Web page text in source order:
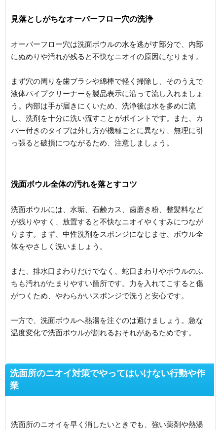
見落としがちなオーバーフロー穴の洗浄
オーバーフロー穴は洗面ボウルの水を逃がす部分で、内部
にぬめりや汚れが残ると不快なニオイの原因になります。
まず穴の周りを歯ブラシや綿棒で軽く掃除し、そのうえで
液体パイプクリーナーを製品表示に沿って流し入れましょ
う。内部は手が届きにくいため、洗浄後は水を多めに流
し、洗剤を十分に洗い流すことがポイントです。また、カ
バー付きのタイプは外し方が機種ごとに異なり、無理に引
っ張ると破損につながるため、注意しましょう。
洗面ボウル全体の汚れを落とすコツ
洗面ボウルには、水垢、石鹸カス、歯磨き粉、整髪料など
が残りやすく、放置すると不快なニオイやくすみにつなが
ります。まず、中性洗剤をスポンジになじませ、ボウル全
体をやさしく洗いましょう。
また、排水口まわりだけでなく、蛇口まわりやボウルのふ
ちも汚れがたまりやすい箇所です。力を入れてこすると傷
がつくため、やわらかいスポンジで洗うと安心です。
一方で、洗面ボウルへ熱湯を注ぐのは避けましょう。急な
温度変化で洗面ボウルが割れるおそれがあるためです。
洗面所のニオイ対策でやってはいけない行動や作
業
洗面所のニオイを早く消したいときでも、強い薬剤や熱湯